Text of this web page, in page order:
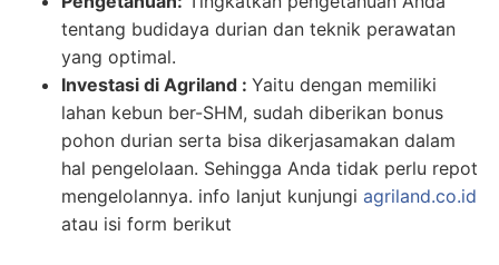
tentang budidaya durian dan teknik perawatan
yang optimal.
Investasi di Agriland : Yaitu dengan memiliki
lahan kebun ber-SHM, sudah diberikan bonus
pohon durian serta bisa dikerjasamakan dalam
hal pengelolaan. Sehingga Anda tidak perlu repot
mengelolannya. info lanjut kunjungi agriland.co.id
atau isi form berikut